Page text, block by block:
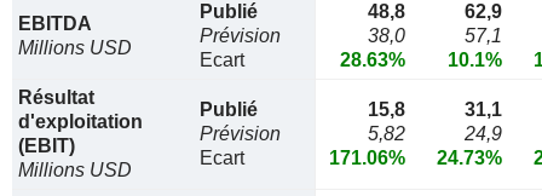
EBITDA
Millions USD
Publié
Prévision
Ecart
48,8
38,0
28.63%
62,9
57,1
10.1%
Résultat
d'exploitation
(EBIT)
Millions USD
Publié
Prévision
Ecart
15,8
5,82
171.06%
31,1
24,9
24.73%